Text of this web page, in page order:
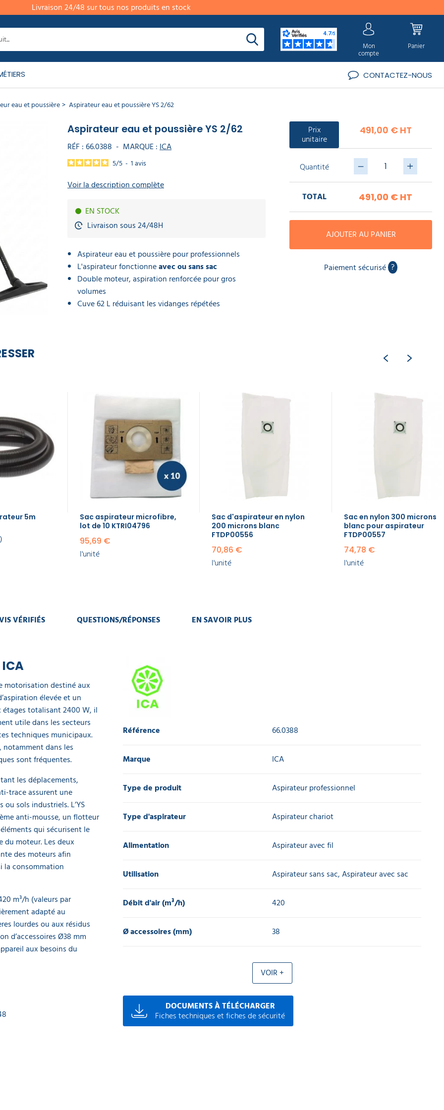
Livraison 24/48 sur tous nos produits en stock
Mon
compte
Panier
CONTACTEZ-NOUS
eau et poussière Aspirateur eau et poussière YS 2/62
Aspirateur eau et poussière YS 2/62
RÉF :66.0388 - MARQUE :ICA
5/5 - 1avis
Voir la description complète
EN STOCK
Livraison sous 24/48H
Aspirateur eau et poussière pour professionnels
L'aspirateur fonctionneavec ou sans sac
Double moteur, aspiration renforcée pour gros
volumes
Cuve 62 L réduisant les vidanges répétées
Prix
unitaire
491,00 € HT
Quantité
TOTAL 491,00 € HT
AJOUTER AU PANIER
Paiement sécurisé ?
5m
Sac aspirateur microfibre,
lot de 10 KTRI04796
95,69 €
l'unité
Sac d'aspirateur en nylon
200 microns blanc
FTDP00556
70,86 €
l'unité
Sac en nylon 300 microns
blanc pour aspirateur
FTDP00557
74,78 €
l'unité
VÉRIFIÉS QUESTIONS/RÉPONSES EN SAVOIR PLUS
motorisation destiné aux
élevée et un
totalisant 2400 W, il
utile dans les secteurs
techniques municipaux.
dans les
sont fréquentes.
les déplacements,
trace assurent une
sols industriels. L’YS
anti-mousse, un flotteur
qui sécurisent le
moteur. Les deux
des moteurs afin
la consommation
m³/h (valeurs par
adapté au
lourdes ou aux résidus
d’accessoires Ø38 mm
aux besoins du
Référence 66.0388
Marque ICA
Type de produit Aspirateur professionnel
Type d'aspirateur Aspirateur chariot
Alimentation Aspirateur avec fil
Utilisation Aspirateur sans sac, Aspirateur avec sac
Débit d'air (m³/h) 420
Ø accessoires (mm) 38
VOIR +
DOCUMENTS À TÉLÉCHARGER
Fiches techniques et fiches de sécurité